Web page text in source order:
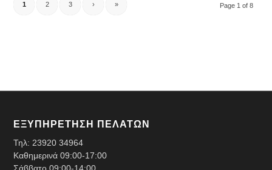
Page 1 of 8
1 2 3 › »
ΕΞΥΠΗΡΕΤΗΣΗ ΠΕΛΑΤΩΝ
Τηλ: 23920 34964
Καθημερινά 09:00-17:00
Σάββατο 09:00-14:00